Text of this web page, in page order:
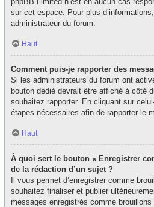
sur cet espace. Pour plus
administrateur du forum.
Haut
Comment puis-je rapporter des
Si les administrateurs du forum ont
bouton dédié devrait être affiché à côté
souhaitez rapporter. En cliquant sur
étapes nécessaires afin de rapporter le
Haut
À quoi sert le bouton « Enregistrer
de la rédaction d’un sujet ?
Il vous permet d’enregistrer comme
souhaitez finaliser et publier
messages enregistrés comme